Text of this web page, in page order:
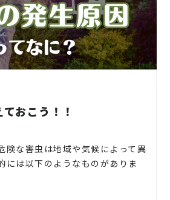
おこう！！
険な害虫は地域や気候によって異
には以下のようなものがありま